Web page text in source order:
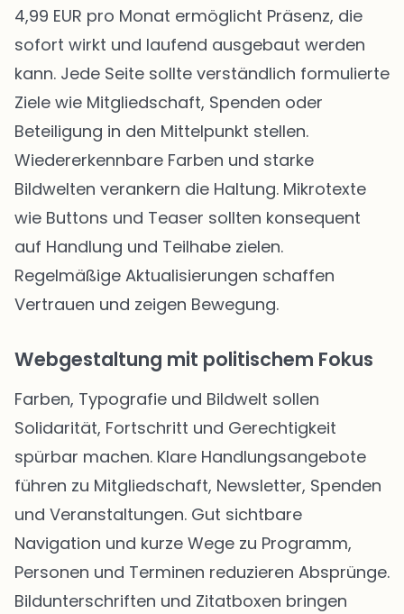
4,99 EUR pro Monat ermöglicht Präsenz, die
sofort wirkt und laufend ausgebaut werden
kann. Jede Seite sollte verständlich formulierte
Ziele wie Mitgliedschaft, Spenden oder
Beteiligung in den Mittelpunkt stellen.
Wiedererkennbare Farben und starke
Bildwelten verankern die Haltung. Mikrotexte
wie Buttons und Teaser sollten konsequent
auf Handlung und Teilhabe zielen.
Regelmäßige Aktualisierungen schaffen
Vertrauen und zeigen Bewegung.
Webgestaltung mit politischem Fokus
Farben, Typografie und Bildwelt sollen
Solidarität, Fortschritt und Gerechtigkeit
spürbar machen. Klare Handlungsangebote
führen zu Mitgliedschaft, Newsletter, Spenden
und Veranstaltungen. Gut sichtbare
Navigation und kurze Wege zu Programm,
Personen und Terminen reduzieren Absprünge.
Bildunterschriften und Zitatboxen bringen